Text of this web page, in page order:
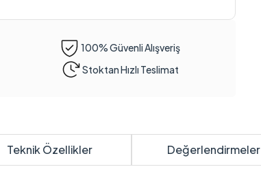
100% Güvenli Alışveriş
Stoktan Hızlı Teslimat
Teknik Özellikler Değerlendirmeler